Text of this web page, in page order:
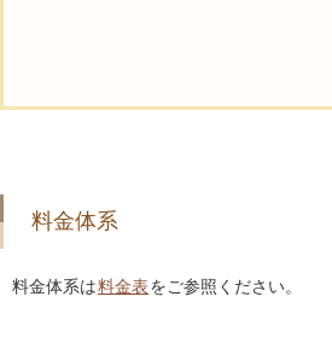
料金体系
料金体系は料金表をご参照ください。